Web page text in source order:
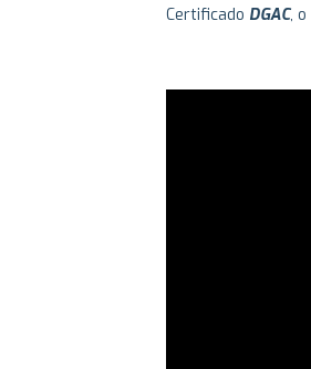
Certificado DGAC, o